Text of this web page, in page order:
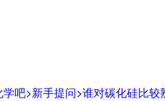
学吧>新手提问>谁对碳化硅比较